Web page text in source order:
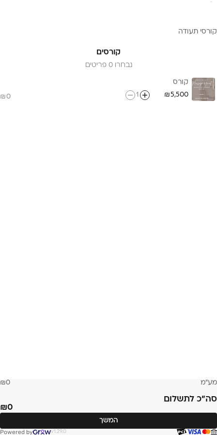
קורסי תעודה
קורסים
נבחרו 0 פריטים
קורס
5,500
1
0
מע״מ 0
סה״כ לתשלום
0
המשך
Powered by v1.29.0